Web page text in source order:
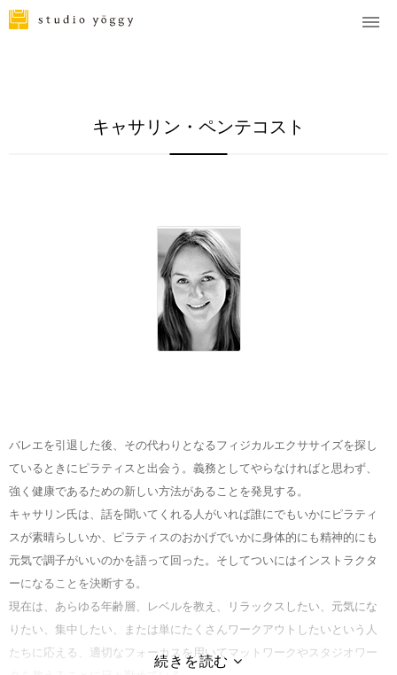
キャサリン・ペンテコスト
バレエを引退した後、その代わりとなるフィジカルエクササイズを探し
ているときにピラティスと出会う。義務としてやらなければと思わず、
強く健康であるための新しい方法があることを発見する。
キャサリン氏は、話を聞いてくれる人がいれば誰にでもいかにピラティ
スが素晴らしいか、ピラティスのおかげでいかに身体的にも精神的にも
元気で調子がいいのかを語って回った。そしてついにはインストラクタ
ーになることを決断する。
現在は、あらゆる年齢層、レベルを教え、リラックスしたい、元気にな
りたい、集中したい、または単にたくさんワークアウトしたいという人
たちに応える、適切なフォーカスを用いてマットワークやスタジオワー